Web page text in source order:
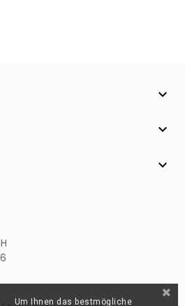



Um Ihnen das bestmögliche